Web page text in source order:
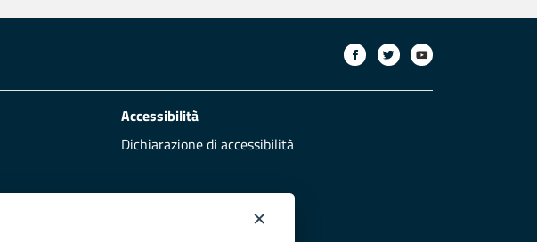
Accessibilità
Dichiarazione di accessibilità
×